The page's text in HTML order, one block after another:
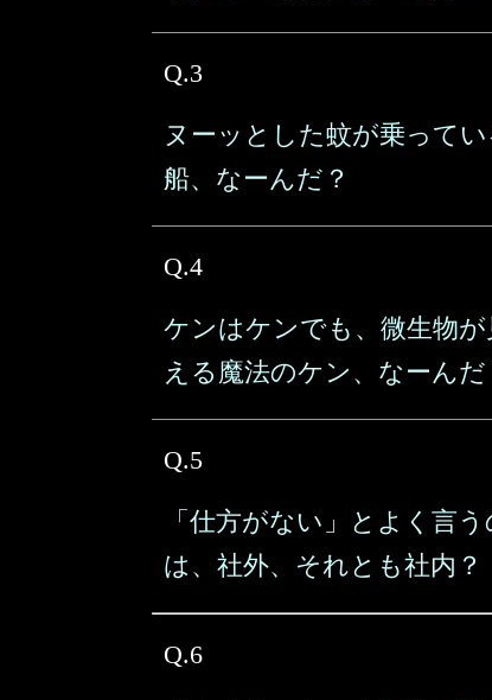
Q.3
ヌーッとした蚊が乗ってい
船、なーんだ？
Q.4
ケンはケンでも、微生物が
える魔法のケン、なーんだ
Q.5
「仕方がない」とよく言う
は、社外、それとも社内？
Q.6